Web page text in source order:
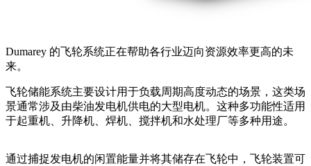
Dumarey 的飞轮系统正在帮助各行业迈向资源效率更高的未
来。
飞轮储能系统主要设计用于负载周期高度动态的场景，这类场
景通常涉及由柴油发电机供电的大型电机。这种多功能性适用
于起重机、升降机、焊机、搅拌机和水处理厂等多种用途。
通过捕捉发电机的闲置能量并将其储存在飞轮中，飞轮装置可